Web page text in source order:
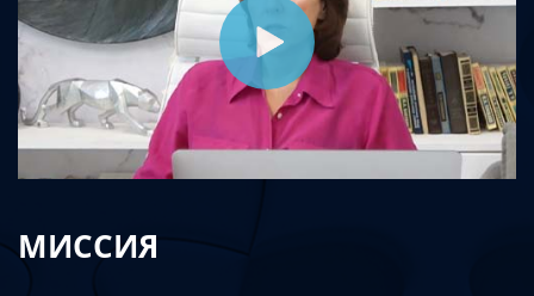
МИССИЯ